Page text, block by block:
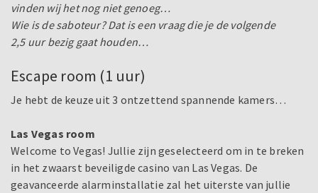
vinden wij het nog niet genoeg…
Wie is de saboteur? Dat is een vraag die je de volgende
2,5 uur bezig gaat houden…
Escape room (1 uur)
Je hebt de keuze uit 3 ontzettend spannende kamers…
Las Vegas room
Welcome to Vegas! Jullie zijn geselecteerd om in te breken
in het zwaarst beveiligde casino van Las Vegas. De
geavanceerde alarminstallatie zal het uiterste van jullie